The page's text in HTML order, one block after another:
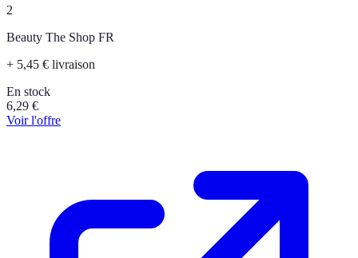
2
Beauty The Shop FR
+ 5,45 € livraison
En stock
6,29 €
Voir l'offre